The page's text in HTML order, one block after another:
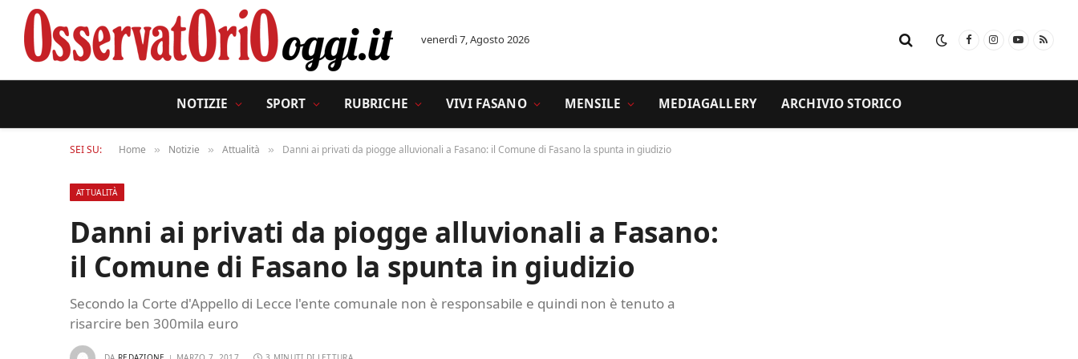
venerdì 7, Agosto 2026 FacebookInstagram
YouTube
RSS
NOTIZIE SPORT RUBRICHE VIVI FASANO MENSILE MEDIAGALLERY ARCHIVIO STORICO
SEI SU: Home » Notizie » Attualità » Danni ai privati da piogge alluvionali a Fasano: il Comune di Fasano la spunta in giudizio
ATTUALITÀ
Danni ai privati da piogge alluvionali a Fasano:
il Comune di Fasano la spunta in giudizio
Secondo la Corte d'Appello di Lecce l'ente comunale non è responsabile e quindi non è tenuto a
risarcire ben 300mila euro